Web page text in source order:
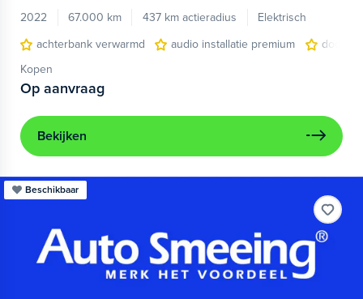
2022
67.000 km 437 km actieradius
Elektrisch
achterbank verwarmd
audio installatie premium
Kopen
Op aanvraag
Bekijken
Beschikbaar